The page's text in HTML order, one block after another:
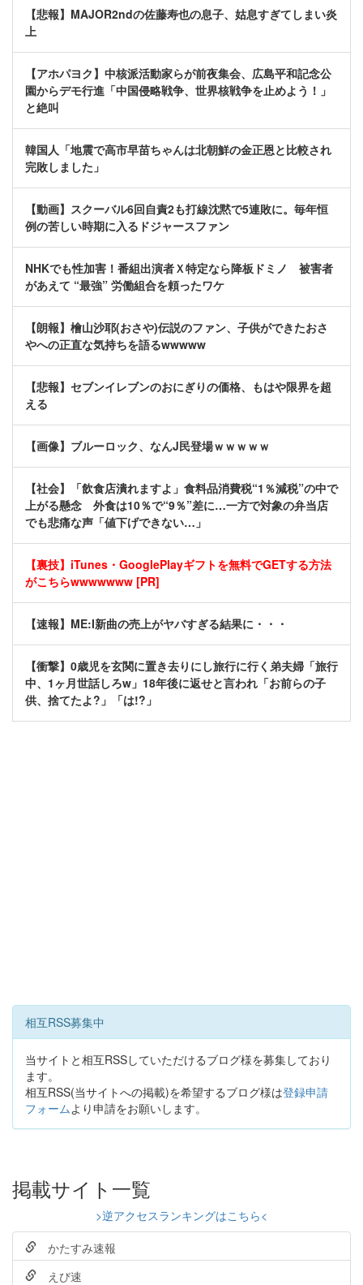
【悲報】MAJOR2ndの佐藤寿也の息子、姑息すぎてしまい炎
上
【アホパヨク】中核派活動家らが前夜集会、広島平和記念公
園からデモ行進「中国侵略戦争、世界核戦争を止めよう！」
と絶叫
韓国人「地震で高市早苗ちゃんは北朝鮮の金正恩と比較され
完敗しました」
【動画】スクーバル6回自責2も打線沈黙で5連敗に。毎年恒
例の苦しい時期に入るドジャースファン
NHKでも性加害！番組出演者Ｘ特定なら降板ドミノ 被害者
があえて “最強” 労働組合を頼ったワケ
【朗報】檜山沙耶(おさや)伝説のファン、子供ができたおさ
やへの正直な気持ちを語るwwwww
【悲報】セブンイレブンのおにぎりの価格、もはや限界を超
える
【画像】ブルーロック、なんJ民登場ｗｗｗｗｗ
【社会】「飲食店潰れますよ」食料品消費税“1％減税”の中で
上がる懸念 外食は10％で“9％”差に…一方で対象の弁当店
でも悲痛な声「値下げできない…」
【裏技】iTunes・GooglePlayギフトを無料でGETする方法
がこちらwwwwwww [PR]
【速報】ME:I新曲の売上がヤバすぎる結果に・・・
【衝撃】0歳児を玄関に置き去りにし旅行に行く弟夫婦「旅行
中、1ヶ月世話しろw」18年後に返せと言われ「お前らの子
供、捨てたよ?」「は!?」
相互RSS募集中
当サイトと相互RSSしていただけるブログ様を募集しており
ます。
相互RSS(当サイトへの掲載)を希望するブログ様は登録申請
フォームより申請をお願いします。
掲載サイト一覧
>逆アクセスランキングはこちら<
かたすみ速報
えび速